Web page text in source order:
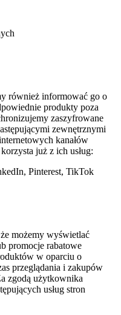
również informować go o
produkty poza
zaszyfrowane
zewnętrznymi
kanałów
już z ich usług:
Pinterest, TikTok
możemy wyświetlać
promocje rabatowe
w oparciu o
przeglądania i zakupów
zgodą użytkownika
usług stron